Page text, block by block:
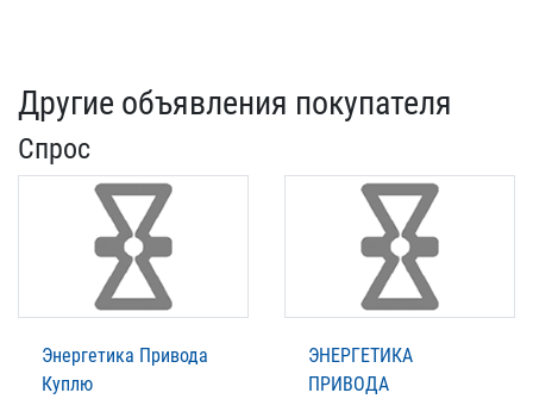
Другие объявления покупателя
Спрос
Энергетика Привода
Куплю
ЭНЕРГЕТИКА
ПРИВОДА